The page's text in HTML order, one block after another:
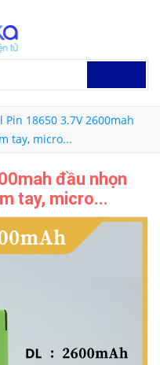
Pin 18650 3.7V 2600mah
tay, micro...
đầu nhọn
tay, micro...